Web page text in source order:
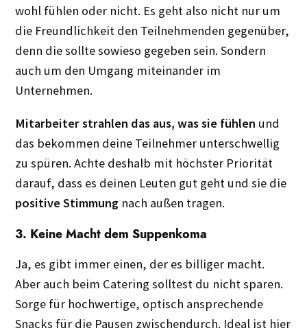
wohl fühlen oder nicht. Es geht also nicht nur um
die Freundlichkeit den Teilnehmenden gegenüber,
denn die sollte sowieso gegeben sein. Sondern
auch um den Umgang miteinander im
Unternehmen.
Mitarbeiter strahlen das aus, was sie fühlen und
das bekommen deine Teilnehmer unterschwellig
zu spüren. Achte deshalb mit höchster Priorität
darauf, dass es deinen Leuten gut geht und sie die
positive Stimmung nach außen tragen.
3. Keine Macht dem Suppenkoma
Ja, es gibt immer einen, der es billiger macht.
Aber auch beim Catering solltest du nicht sparen.
Sorge für hochwertige, optisch ansprechende
Snacks für die Pausen zwischendurch. Ideal ist hier